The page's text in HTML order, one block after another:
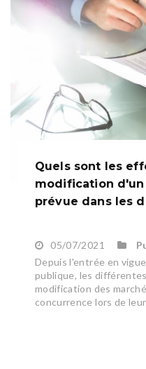
Quels sont les
modification
prévue dans les
05/07/2021
Depuis l'entrée en
publique, les
modification des
concurrence lors de